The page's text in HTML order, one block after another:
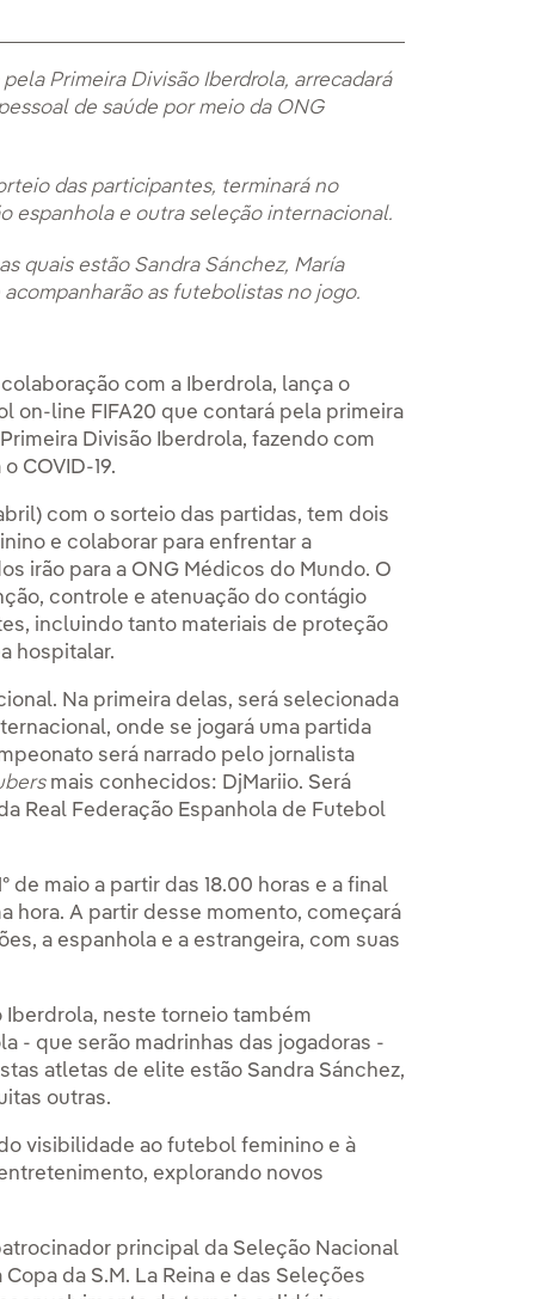
Primeira Divisão Iberdrola, arrecadará
de saúde por meio da ONG
das participantes, terminará no
espanhola e outra seleção internacional.
quais estão Sandra Sánchez, María
as futebolistas no jogo.
com a Iberdrola, lança o
on-line FIFA20 que contará pela primeira
Divisão Iberdrola, fazendo com
COVID-19.
com o sorteio das partidas, tem dois
e colaborar para enfrentar a
irão para a ONG Médicos do Mundo. O
controle e atenuação do contágio
incluindo tanto materiais de proteção
hospitalar.
Na primeira delas, será selecionada
onde se jogará uma partida
será narrado pelo jornalista
mais conhecidos: DjMariio. Será
Real Federação Espanhola de Futebol
em uma nova aba.
de maio a partir das 18.00 horas e a final
hora. A partir desse momento, começará
a espanhola e a estrangeira, com suas
neste torneio também
- que serão madrinhas das jogadoras -
atletas de elite estão Sandra Sánchez,
outras.
visibilidade ao futebol feminino e à
explorando novos
principal da Seleção Nacional
da S.M. La Reina e das Seleções